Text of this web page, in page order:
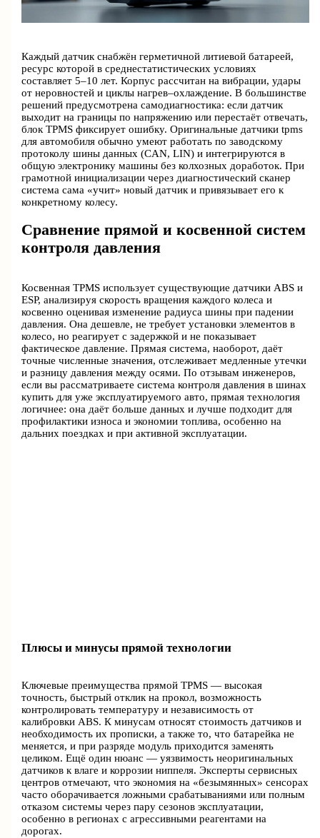
Каждый датчик снабжён герметичной литиевой батареей,
ресурс которой в среднестатистических условиях
составляет 5–10 лет. Корпус рассчитан на вибрации, удары
от неровностей и циклы нагрев–охлаждение. В большинстве
решений предусмотрена самодиагностика: если датчик
выходит на границы по напряжению или перестаёт отвечать,
блок TPMS фиксирует ошибку. Оригинальные датчики tpms
для автомобиля обычно умеют работать по заводскому
протоколу шины данных (CAN, LIN) и интегрируются в
общую электронику машины без колхозных доработок. При
грамотной инициализации через диагностический сканер
система сама «учит» новый датчик и привязывает его к
конкретному колесу.
Сравнение прямой и косвенной систем
контроля давления
Косвенная TPMS использует существующие датчики ABS и
ESP, анализируя скорость вращения каждого колеса и
косвенно оценивая изменение радиуса шины при падении
давления. Она дешевле, не требует установки элементов в
колесо, но реагирует с задержкой и не показывает
фактическое давление. Прямая система, наоборот, даёт
точные численные значения, отслеживает медленные утечки
и разницу давления между осями. По отзывам инженеров,
если вы рассматриваете система контроля давления в шинах
купить для уже эксплуатируемого авто, прямая технология
логичнее: она даёт больше данных и лучше подходит для
профилактики износа и экономии топлива, особенно на
дальних поездках и при активной эксплуатации.
Плюсы и минусы прямой технологии
Ключевые преимущества прямой TPMS — высокая
точность, быстрый отклик на прокол, возможность
контролировать температуру и независимость от
калибровки ABS. К минусам относят стоимость датчиков и
необходимость их прописки, а также то, что батарейка не
меняется, и при разряде модуль приходится заменять
целиком. Ещё один нюанс — уязвимость неоригинальных
датчиков к влаге и коррозии ниппеля. Эксперты сервисных
центров отмечают, что экономия на «безымянных» сенсорах
часто оборачивается ложными срабатываниями или полным
отказом системы через пару сезонов эксплуатации,
особенно в регионах с агрессивными реагентами на
дорогах.